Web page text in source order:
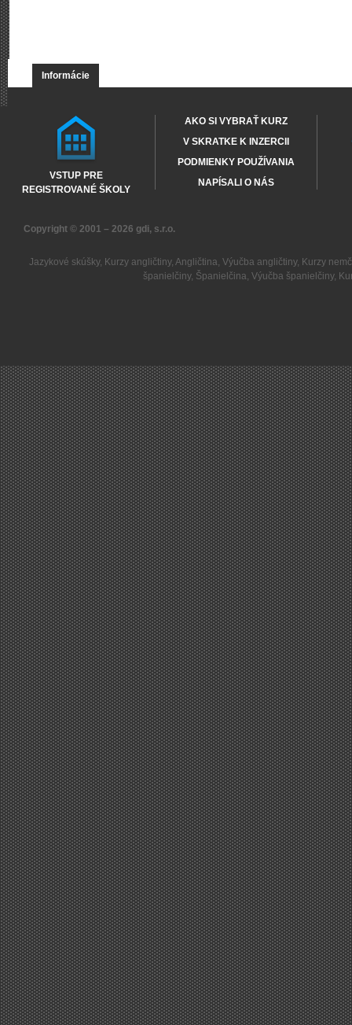
Informácie
VSTUP PRE
REGISTROVANÉ ŠKOLY
AKO SI VYBRAŤ KURZ
V SKRATKE K INZERCII
PODMIENKY POUŽÍVANIA
NAPÍSALI O NÁS
Copyright © 2001 – 2026 gdi, s.r.o.
Jazykové skúšky, Kurzy angličtiny, Angličtina, Výučba angličtiny, Kurzy
španielčiny, Španielčina, Výučba španielčiny,